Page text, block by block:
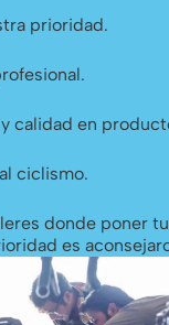
prioridad.
calidad en
ciclismo.
donde poner
es
dos ruedas.